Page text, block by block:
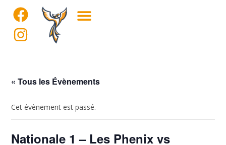
« Tous les Évènements
Cet évènement est passé.
Nationale 1 – Les Phenix vs